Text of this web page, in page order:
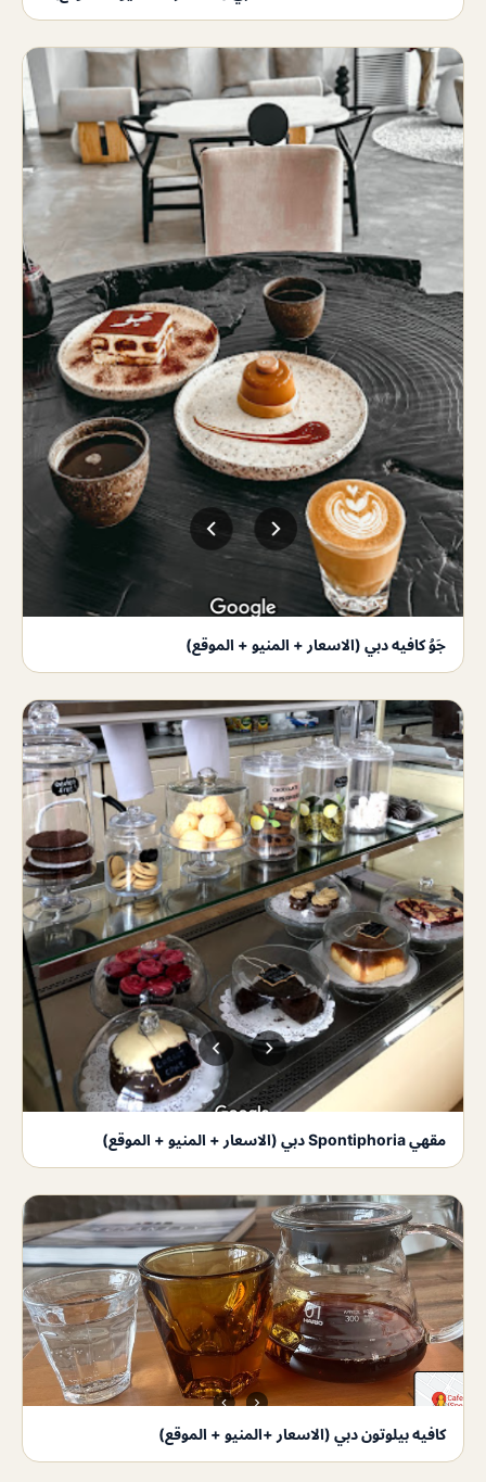
جَوُ كافيه دبي (الاسعار + المنيو + الموقع)
مقهي Spontiphoria دبي (الاسعار + المنيو + الموقع)
كافيه بيلوتون دبي (الاسعار +المنيو + الموقع)